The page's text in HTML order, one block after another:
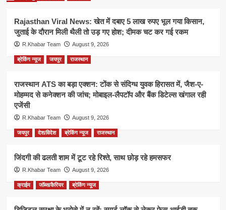
Rajasthan Viral News: खेत में दबाए 5 लाख रुपए भूल गया किसान,
जुताई के दौरान मिली थैली तो उड़ गए होश; दीमक चट कर गई रकम
R.Khabar Team August 9, 2026
ब्रेकिंग न्यूज जयपुर राजस्थान
राजस्थान ATS का बड़ा एक्शन: टोंक से संदिग्ध युवक हिरासत में, जैश-ए-
मोहम्मद से कनेक्शन की जांच; मोबाइल-लैपटॉप और बैंक डिटेल्स खंगाल रही
एजेंसी
R.Khabar Team August 9, 2026
जयपुर देश/विदेश ब्रेकिंग न्यूज राजस्थान
जिंदगी की ढलती शाम में टूट रहे रिश्ते, साथ छोड़ रहे हमसफर
R.Khabar Team August 9, 2026
क्राईम जॉब्स/कैरियर ब्रेकिंग न्यूज